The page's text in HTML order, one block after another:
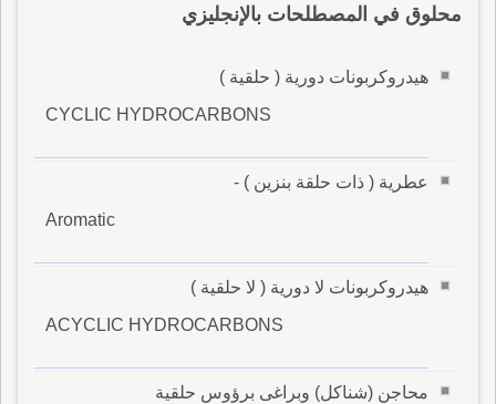
محلوق في المصطلحات بالإنجليزي
هيدروكربونات دورية ( حلقية )
CYCLIC HYDROCARBONS
عطرية ( ذات حلقة بنزين ) -
Aromatic
هيدروكربونات لا دورية ( لا حلقية )
ACYCLIC HYDROCARBONS
محاجن (شناكل) وبراغى برؤوس حلقية